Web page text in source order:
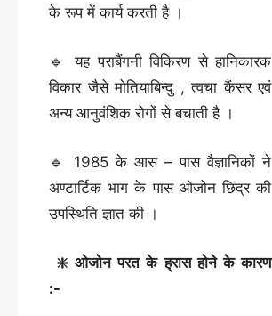
के रूप में कार्य करती है ।
🔹 यह पराबैंगनी विकिरण से हानिकारक
विकार जैसे मोतियाबिन्दु , त्वचा कैंसर एवं
अन्य आनुवंशिक रोगों से बचाती है ।
🔹 1985 के आस – पास वैज्ञानिकों ने
अण्टार्टिक भाग के पास ओजोन छिद्र की
उपस्थिति ज्ञात की ।
❇️ ओजोन परत के ह्रास होने के कारण
:-